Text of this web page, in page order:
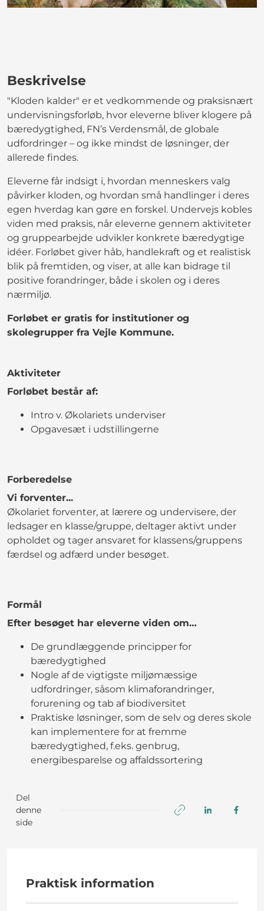
Beskrivelse
"Kloden kalder" er et vedkommende og praksisnært
undervisningsforløb, hvor eleverne bliver klogere på
bæredygtighed, FN’s Verdensmål, de globale
udfordringer – og ikke mindst de løsninger, der
allerede findes.
Eleverne får indsigt i, hvordan menneskers valg
påvirker kloden, og hvordan små handlinger i deres
egen hverdag kan gøre en forskel. Undervejs kobles
viden med praksis, når eleverne gennem aktiviteter
og gruppearbejde udvikler konkrete bæredygtige
idéer. Forløbet giver håb, handlekraft og et realistisk
blik på fremtiden, og viser, at alle kan bidrage til
positive forandringer, både i skolen og i deres
nærmiljø.
Forløbet er gratis for institutioner og
skolegrupper fra Vejle Kommune.
Aktiviteter
Forløbet består af:
Intro v. Økolariets underviser
Opgavesæt i udstillingerne
Forberedelse
Vi forventer...
Økolariet forventer, at lærere og undervisere, der
ledsager en klasse/gruppe, deltager aktivt under
opholdet og tager ansvaret for klassens/gruppens
færdsel og adfærd under besøget.
Formål
Efter besøget har eleverne viden om…
De grundlæggende principper for
bæredygtighed
Nogle af de vigtigste miljømæssige
udfordringer, såsom klimaforandringer,
forurening og tab af biodiversitet
Praktiske løsninger, som de selv og deres skole
kan implementere for at fremme
bæredygtighed, f.eks. genbrug,
energibesparelse og affaldssortering
Del
denne
side
Praktisk information